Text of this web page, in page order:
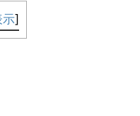
示]